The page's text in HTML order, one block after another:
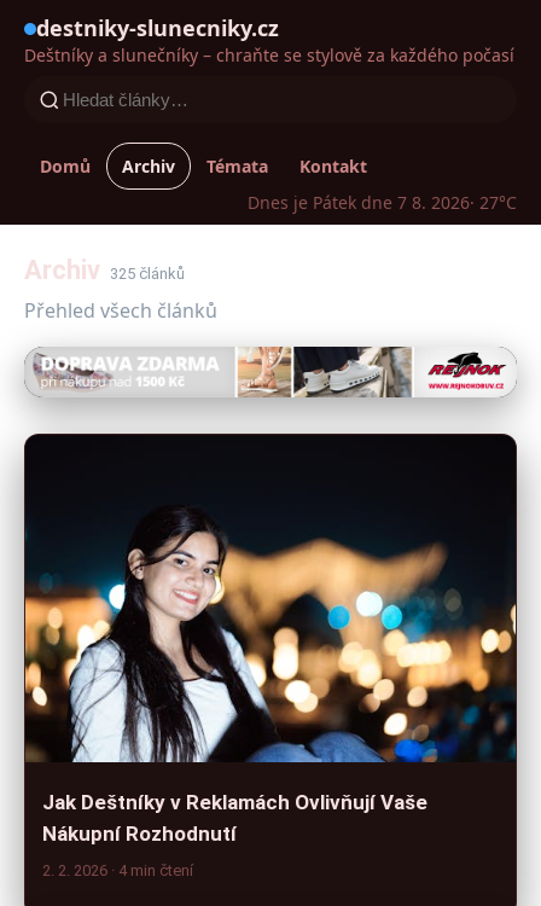
destniky-slunecniky.cz
Deštníky a slunečníky – chraňte se stylově za každého počasí
Domů Archiv Témata
Kontakt
Dnes je Pátek dne 7 8. 2026· 27°C
Archiv 325 článků
Přehled všech článků
Jak Deštníky v Reklamách Ovlivňují Vaše
Nákupní Rozhodnutí
2. 2. 2026 · 4 min čtení